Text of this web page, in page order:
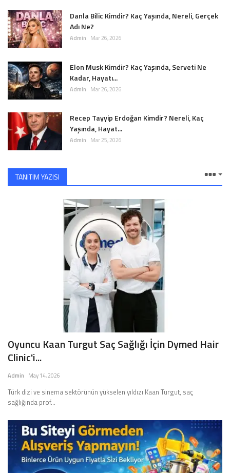
Danla Bilic Kimdir? Kaç Yaşında, Nereli, Gerçek
Adı Ne?
Admin Mar 26, 2026
Elon Musk Kimdir? Kaç Yaşında, Serveti Ne
Kadar, Hayatı...
Admin Mar 26, 2026
Recep Tayyip Erdoğan Kimdir? Nereli, Kaç
Yaşında, Hayat...
Admin Mar 25, 2026
TANITIM YAZISI
Oyuncu Kaan Turgut Saç Sağlığı İçin Dymed Hair
Clinic'i...
Admin May 14, 2026
Türk dizi ve sinema sektörünün yükselen yıldızı Kaan Turgut, saç
sağlığında prof...